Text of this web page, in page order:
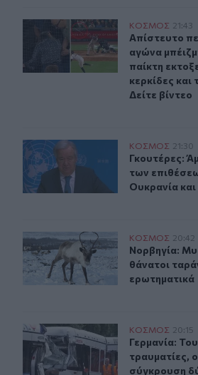
Απίστευτο περιστατικό σε
ΚΟΣΜΟΣ 21:43
Απίστευτο
Απίστευτο
αγώνα
παίκτη
κερκίδες και
Δείτε βίντεο
Γκουτέρες: Άμεσος ΚΟΣΜΟΣ 21:30
Γκουτέρες:
Γκουτέρες:
των
Ουκρανία
Νορβηγία: Μυστηριώδεις
ΚΟΣΜΟΣ 20:42
Νορβηγία:
Νορβηγία:
θάνατοι
ερωτηματικά
Γερμανία: Τουλάχιστον 25
ΚΟΣΜΟΣ 20:15
Γερμανία:
Γερμανία:
τραυματίες,
σύγκρουση